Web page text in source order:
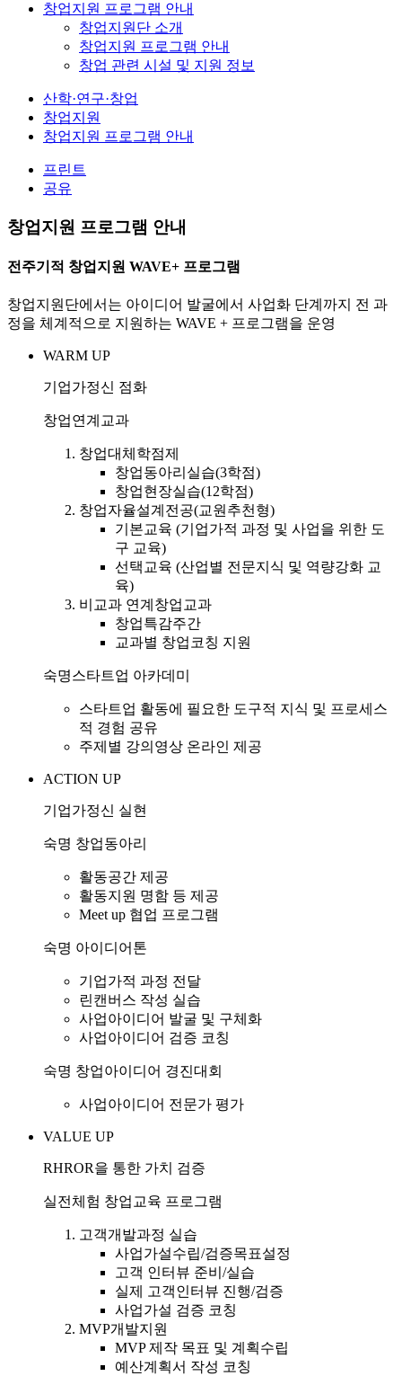
창업지원 프로그램 안내
창업지원단 소개
창업지원 프로그램 안내
창업 관련 시설 및 지원 정보
산학·연구·창업
창업지원
창업지원 프로그램 안내
프린트
공유
창업지원 프로그램 안내
전주기적 창업지원 WAVE+ 프로그램
창업지원단에서는 아이디어 발굴에서 사업화 단계까지 전 과
정을 체계적으로 지원하는 WAVE + 프로그램을 운영
WARM UP
기업가정신 점화
창업연계교과
창업대체학점제
창업동아리실습(3학점)
창업현장실습(12학점)
창업자율설계전공(교원추천형)
기본교육 (기업가적 과정 및 사업을 위한 도
구 교육)
선택교육 (산업별 전문지식 및 역량강화 교
육)
비교과 연계창업교과
창업특감주간
교과별 창업코칭 지원
숙명스타트업 아카데미
스타트업 활동에 필요한 도구적 지식 및 프로세스
적 경험 공유
주제별 강의영상 온라인 제공
ACTION UP
기업가정신 실현
숙명 창업동아리
활동공간 제공
활동지원 명함 등 제공
Meet up 협업 프로그램
숙명 아이디어톤
기업가적 과정 전달
린캔버스 작성 실습
사업아이디어 발굴 및 구체화
사업아이디어 검증 코칭
숙명 창업아이디어 경진대회
사업아이디어 전문가 평가
VALUE UP
RHROR을 통한 가치 검증
실전체험 창업교육 프로그램
고객개발과정 실습
사업가설수립/검증목표설정
고객 인터뷰 준비/실습
실제 고객인터뷰 진행/검증
사업가설 검증 코칭
MVP개발지원
MVP 제작 목표 및 계획수립
예산계획서 작성 코칭